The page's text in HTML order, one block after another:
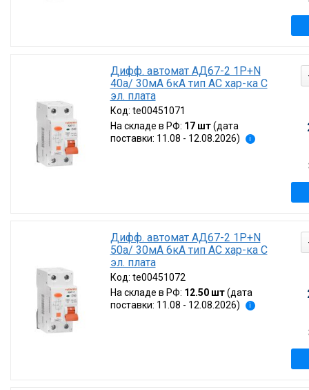
Дифф. автомат АД67-2 1P+N
40а/ 30мА 6кА тип AC хар-ка C
эл. плата
Код: te00451071
На складе в РФ: 17 шт (дата
поставки: 11.08 - 12.08.2026)
i
Дифф. автомат АД67-2 1P+N
50а/ 30мА 6кА тип AC хар-ка C
эл. плата
Код: te00451072
На складе в РФ: 12.50 шт (дата
поставки: 11.08 - 12.08.2026)
i